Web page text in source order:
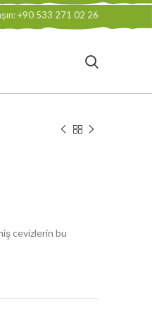
+90 533 271 02 26
cevizlerin bu